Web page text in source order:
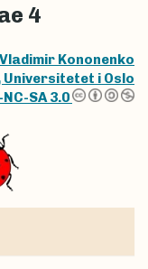
4
Vladimir Kononenko
i Oslo
NC-SA 3.0